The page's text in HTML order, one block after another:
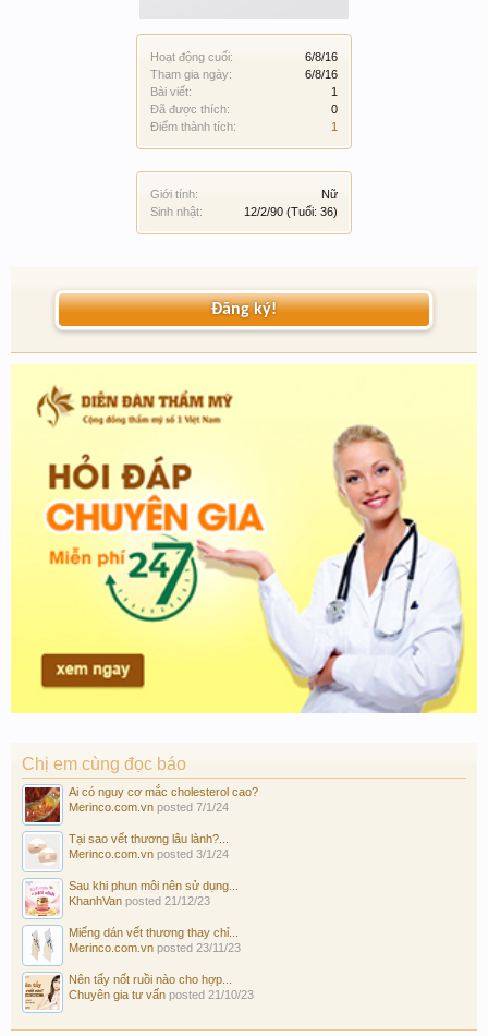
Hoạt động cuối:
6/8/16
Tham gia ngày:
6/8/16
Bài viết:
1
Đã được thích:
0
Điểm thành tích:
1
Giới tính:
Nữ
Sinh nhật:
12/2/90 (Tuổi: 36)
Đăng ký!
Chị em cùng đọc báo
Ai có nguy cơ mắc cholesterol cao?
Merinco.com.vn posted 7/1/24
Tại sao vết thương lâu lành?...
Merinco.com.vn posted 3/1/24
Sau khi phun môi nên sử dụng...
KhanhVan posted 21/12/23
Miếng dán vết thương thay chỉ...
Merinco.com.vn posted 23/11/23
Nên tẩy nốt ruồi nào cho hợp...
Chuyên gia tư vấn posted 21/10/23